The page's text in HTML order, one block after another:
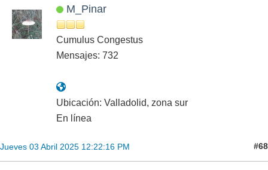
M_Pinar
Cumulus Congestus
Mensajes: 732
Ubicación: Valladolid, zona sur
En línea
Jueves 03 Abril 2025 12:22:16 PM #68